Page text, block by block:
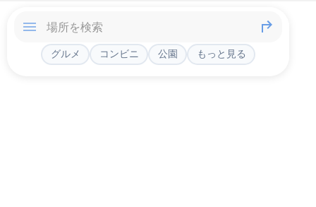
グルメ コンビニ 公園 もっと見る